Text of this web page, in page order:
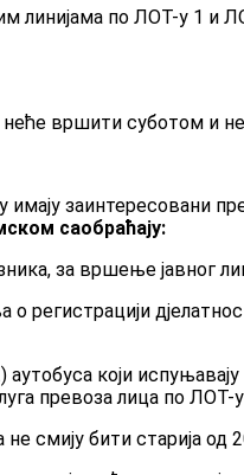
линијама по ЛОТ-у 1 и
неће вршити суботом и
заинтересовани
саобраћају:
за вршење јавног
регистрацији
који
превоза лица по ЛОТ-у
смију бити старија од